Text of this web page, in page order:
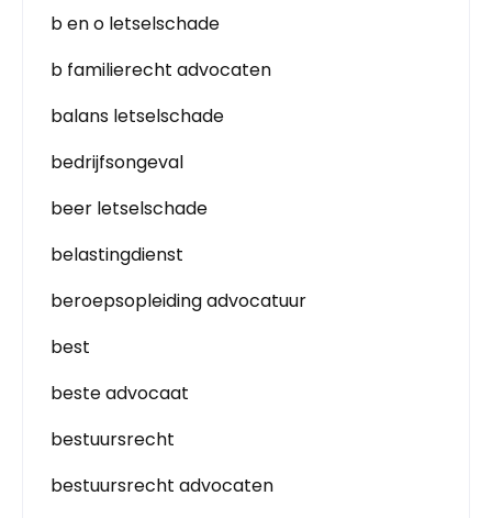
b en o letselschade
b familierecht advocaten
balans letselschade
bedrijfsongeval
beer letselschade
belastingdienst
beroepsopleiding advocatuur
best
beste advocaat
bestuursrecht
bestuursrecht advocaten